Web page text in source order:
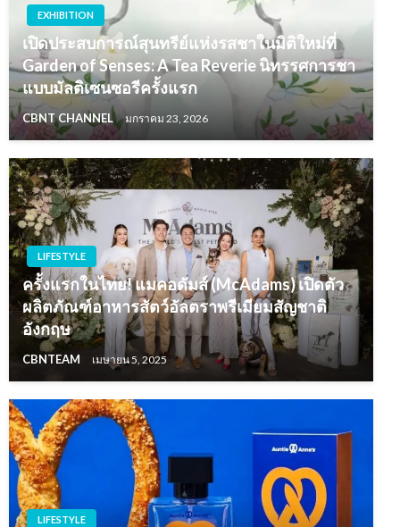
EXHIBITION
เปิดประสบการณ์สุนทรีย์แห่งรสชาในมิติใหม่ที่
Garden of Senses: A Tea Reverie นิทรรศการชา
แบบมัลติเซนซอรีครั้งแรก
CBNT CHANNEL มกราคม 23, 2026
LIFESTYLE
ครั้งแรกในไทย! แมคอดัมส์ (McAdams) เปิดตัว
ผลิตภัณฑ์อาหารสัตว์อัลตราพรีเมียมสัญชาติ
อังกฤษ
CBNTEAM เมษายน 5, 2025
LIFESTYLE